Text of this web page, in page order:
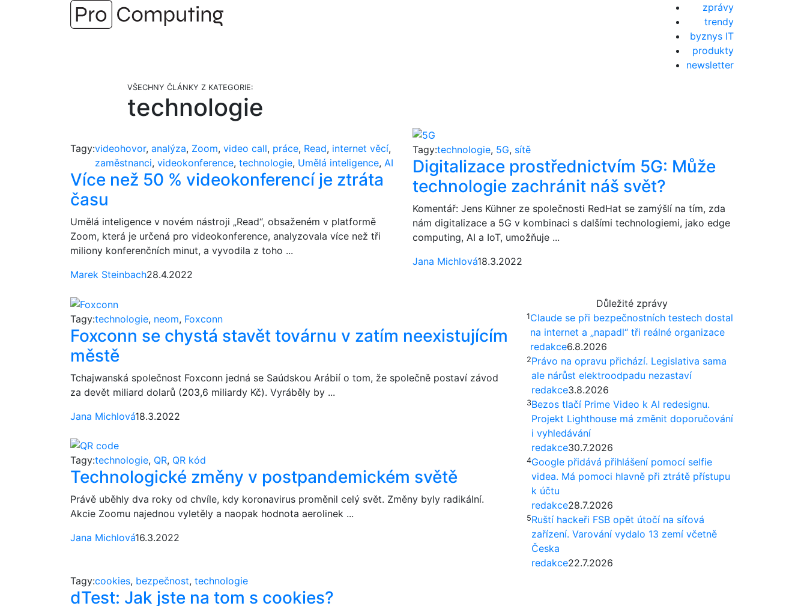
zprávy
trendy
byznys IT
produkty
newsletter
VŠECHNY ČLÁNKY Z KATEGORIE:
technologie
Tagy:videohovor, analýza, Zoom, video call, práce, Read, internet věcí,
zaměstnanci, videokonference, technologie, Umělá inteligence, AI
Více než 50 % videokonferencí je ztráta
času
Umělá inteligence v novém nástroji „Read“, obsaženém v platformě
Zoom, která je určená pro videokonference, analyzovala více než tři
miliony konferenčních minut, a vyvodila z toho ...
Marek Steinbach28.4.2022
Tagy:technologie, 5G, sítě
Digitalizace prostřednictvím 5G: Může
technologie zachránit náš svět?
Komentář: Jens Kühner ze společnosti RedHat se zamýšlí na tím, zda
nám digitalizace a 5G v kombinaci s dalšími technologiemi, jako edge
computing, AI a IoT, umožňuje ...
Jana Michlová18.3.2022
Tagy:technologie, neom, Foxconn
Foxconn se chystá stavět továrnu v zatím neexistujícím
městě
Tchajwanská společnost Foxconn jedná se Saúdskou Arábií o tom, že společně postaví závod
za devět miliard dolarů (203,6 miliardy Kč). Vyráběly by ...
Jana Michlová18.3.2022
Tagy:technologie, QR, QR kód
Technologické změny v postpandemickém světě
Právě uběhly dva roky od chvíle, kdy koronavirus proměnil celý svět. Změny byly radikální.
Akcie Zoomu najednou vyletěly a naopak hodnota aerolinek ...
Jana Michlová16.3.2022
Tagy:cookies, bezpečnost, technologie
dTest: Jak jste na tom s cookies?
Důležité zprávy
1Claude se při bezpečnostních testech dostal
na internet a „napadl“ tři reálné organizace
redakce6.8.2026
2Právo na opravu přichází. Legislativa sama
ale nárůst elektroodpadu nezastaví
redakce3.8.2026
3Bezos tlačí Prime Video k AI redesignu.
Projekt Lighthouse má změnit doporučování
i vyhledávání
redakce30.7.2026
4Google přidává přihlášení pomocí selfie
videa. Má pomoci hlavně při ztrátě přístupu
k účtu
redakce28.7.2026
5Ruští hackeři FSB opět útočí na síťová
zařízení. Varování vydalo 13 zemí včetně
Česka
redakce22.7.2026